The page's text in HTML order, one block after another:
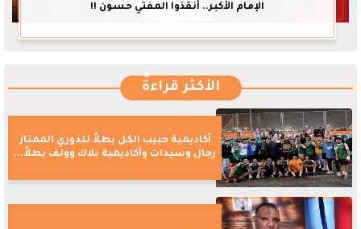
الإمام الأكبر.. أنقذوا المفتي حسون !!
الأكثر قراءةً
أكاديمية حبيب الكل بطلاً للدوري الممتاز
رجال وسيدات وأكاديمية بلاك وولف بطلاً...